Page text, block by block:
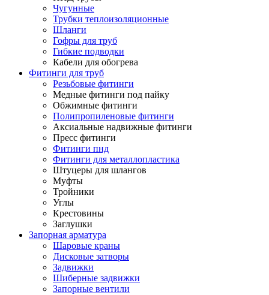
Чугунные
Трубки теплоизоляционные
Шланги
Гофры для труб
Гибкие подводки
Кабели для обогрева
Фитинги для труб
Резьбовые фитинги
Медные фитинги под пайку
Обжимные фитинги
Полипропиленовые фитинги
Аксиальные надвижные фитинги
Пресс фитинги
Фитинги пнд
Фитинги для металлопластика
Штуцеры для шлангов
Муфты
Тройники
Углы
Крестовины
Заглушки
Запорная арматура
Шаровые краны
Дисковые затворы
Задвижки
Шиберные задвижки
Запорные вентили